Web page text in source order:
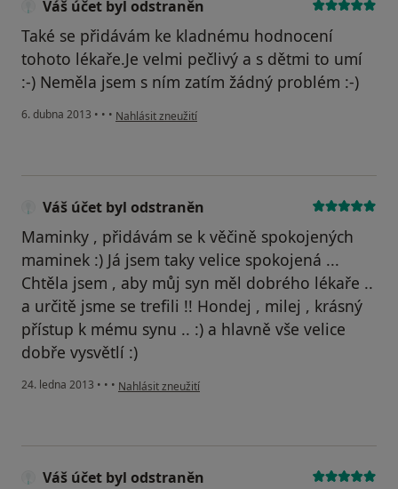
Váš účet byl odstraněn
Také se přidávám ke kladnému hodnocení
tohoto lékaře.Je velmi pečlivý a s dětmi to umí
:-) Neměla jsem s ním zatím žádný problém :-)
6. dubna 2013 • • • podle názoru uživatele Váš účet byl odstraněn
Nahlásit zneužití
Váš účet byl odstraněn
Maminky , přidávám se k věčině spokojených
maminek :) Já jsem taky velice spokojená ...
Chtěla jsem , aby můj syn měl dobrého lékaře ..
a určitě jsme se trefili !! Hondej , milej , krásný
přístup k mému synu .. :) a hlavně vše velice
dobře vysvětlí :)
24. ledna 2013 • • • podle názoru uživatele Váš účet byl odstraněn
Nahlásit zneužití
Váš účet byl odstraněn